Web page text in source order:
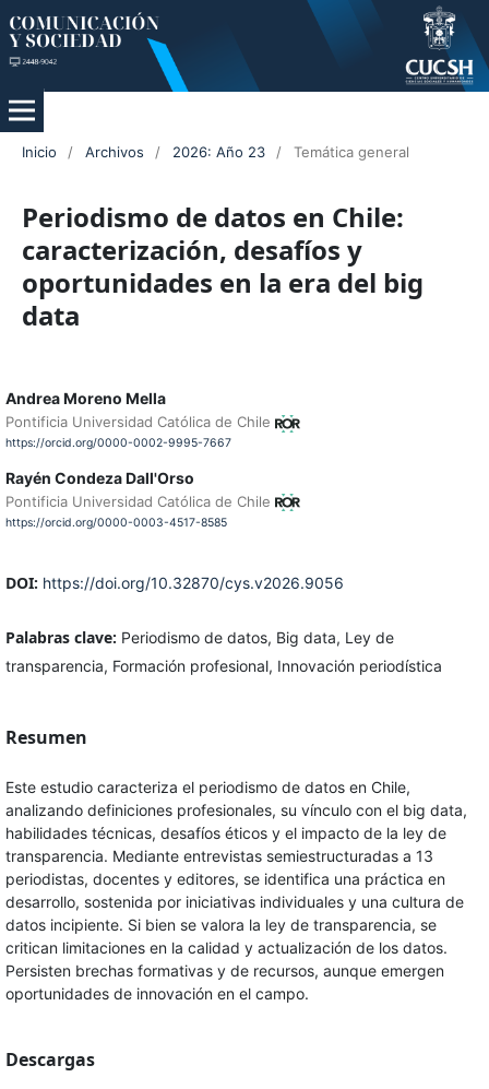
Inicio / Archivos / 2026: Año 23 / Temática general
Periodismo de datos en Chile:
caracterización, desafíos y
oportunidades en la era del big
data
Andrea Moreno Mella
Pontificia Universidad Católica de Chile
https://orcid.org/0000-0002-9995-7667
Rayén Condeza Dall'Orso
Pontificia Universidad Católica de Chile
https://orcid.org/0000-0003-4517-8585
DOI: https://doi.org/10.32870/cys.v2026.9056
Palabras clave: Periodismo de datos, Big data, Ley de
transparencia, Formación profesional, Innovación periodística
Resumen
Este estudio caracteriza el periodismo de datos en Chile,
analizando definiciones profesionales, su vínculo con el big data,
habilidades técnicas, desafíos éticos y el impacto de la ley de
transparencia. Mediante entrevistas semiestructuradas a 13
periodistas, docentes y editores, se identifica una práctica en
desarrollo, sostenida por iniciativas individuales y una cultura de
datos incipiente. Si bien se valora la ley de transparencia, se
critican limitaciones en la calidad y actualización de los datos.
Persisten brechas formativas y de recursos, aunque emergen
oportunidades de innovación en el campo.
Descargas